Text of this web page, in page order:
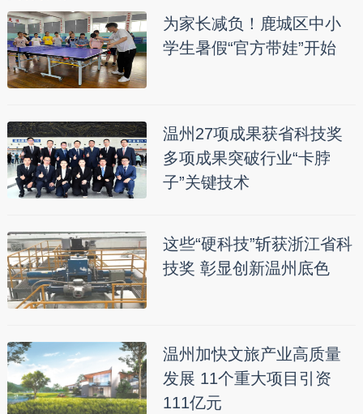
为家长减负！鹿城区中小
学生暑假“官方带娃”开始
温州27项成果获省科技奖
多项成果突破行业“卡脖
子”关键技术
这些“硬科技”斩获浙江省科
技奖 彰显创新温州底色
温州加快文旅产业高质量
发展 11个重大项目引资
111亿元